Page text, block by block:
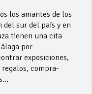
los amantes de los
del sur del país y en
tienen una cita
por
exposiciones,
compra-